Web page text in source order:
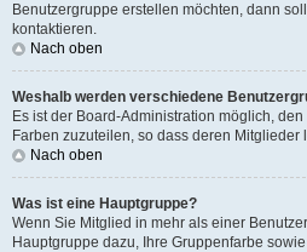
Benutzergruppe erstellen möchten, dann
kontaktieren.
Nach oben
Weshalb werden verschiedene
Es ist der Board-Administration möglich,
Farben zuzuteilen, so dass deren
Nach oben
Was ist eine Hauptgruppe?
Wenn Sie Mitglied in mehr als einer
Hauptgruppe dazu, Ihre Gruppenfarbe